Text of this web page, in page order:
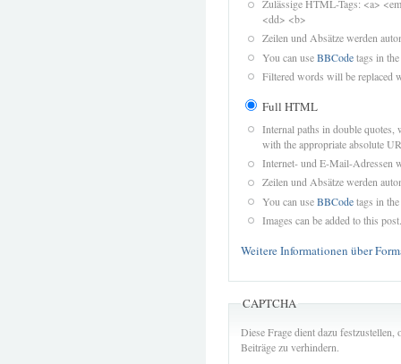
Zulässige HTML-Tags: <a>
<dd> <b>
Zeilen und Absätze werden
You can useBBCodetags in
Filtered words will be replaced
Full HTML
Internal paths in double quotes,
with the appropriate absolute
Internet- und E-Mail-Adressen
Zeilen und Absätze werden
You can useBBCodetags in
Images can be added to this post.
Weitere Informationen über
CAPTCHA
Diese Frage dient dazu
Beiträge zu verhindern.